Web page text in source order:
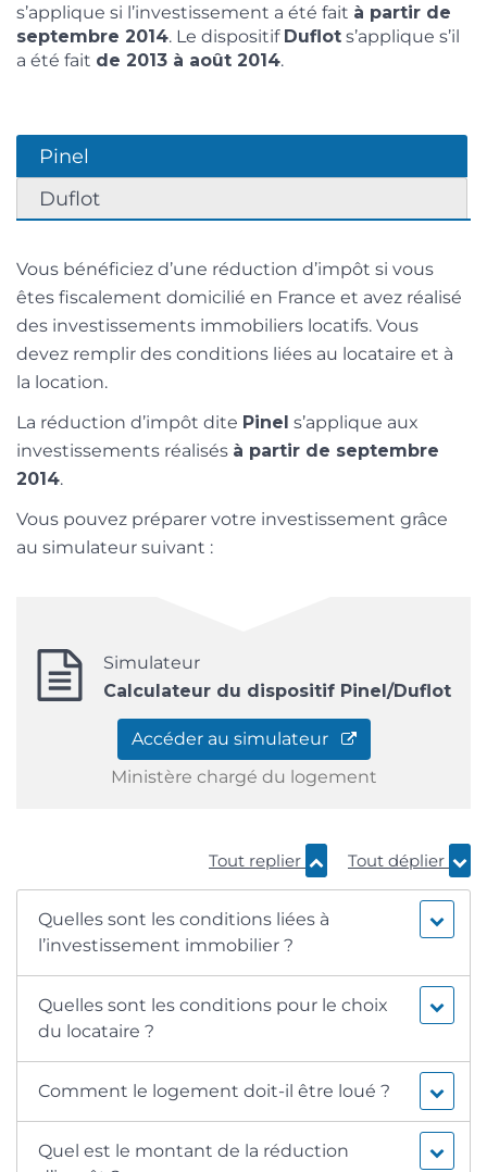
s’applique si l’investissement a été fait à partir de
septembre 2014. Le dispositif Duflot s’applique s’il
a été fait de 2013 à août 2014.
Pinel
Duflot
Vous bénéficiez d’une réduction d’impôt si vous
êtes fiscalement domicilié en France et avez réalisé
des investissements immobiliers locatifs. Vous
devez remplir des conditions liées au locataire et à
la location.
La réduction d’impôt dite Pinel s’applique aux
investissements réalisés à partir de septembre
2014.
Vous pouvez préparer votre investissement grâce
au simulateur suivant :
Simulateur
Calculateur du dispositif Pinel/Duflot
Accéder au simulateur
Ministère chargé du logement
Tout replier Tout déplier
Quelles sont les conditions liées à
l’investissement immobilier ?
Quelles sont les conditions pour le choix
du locataire ?
Comment le logement doit-il être loué ?
Quel est le montant de la réduction